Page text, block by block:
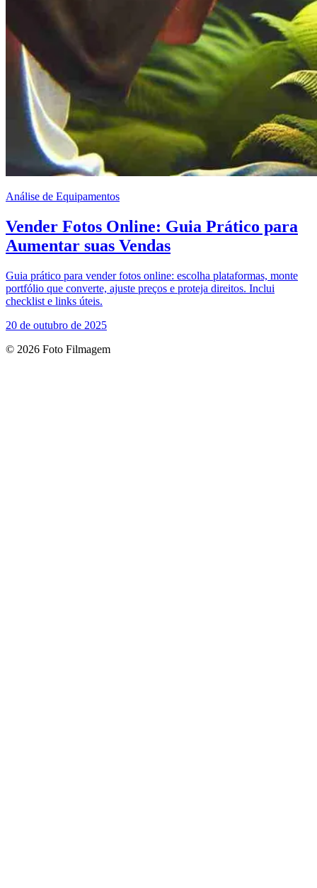
Análise de Equipamentos
Vender Fotos Online: Guia Prático para
Aumentar suas Vendas
Guia prático para vender fotos online: escolha plataformas, monte
portfólio que converte, ajuste preços e proteja direitos. Inclui
checklist e links úteis.
20 de outubro de 2025
© 2026 Foto Filmagem